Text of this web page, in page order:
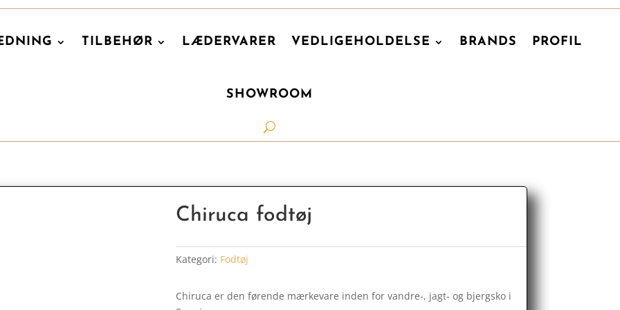
TILBEHØR LÆDERVARER VEDLIGEHOLDELSE BRANDS PROFIL
SHOWROOM
Chiruca fodtøj
Kategori: Fodtøj
Chiruca er den førende mærkevare inden for vandre-, jagt- og bjergsko i